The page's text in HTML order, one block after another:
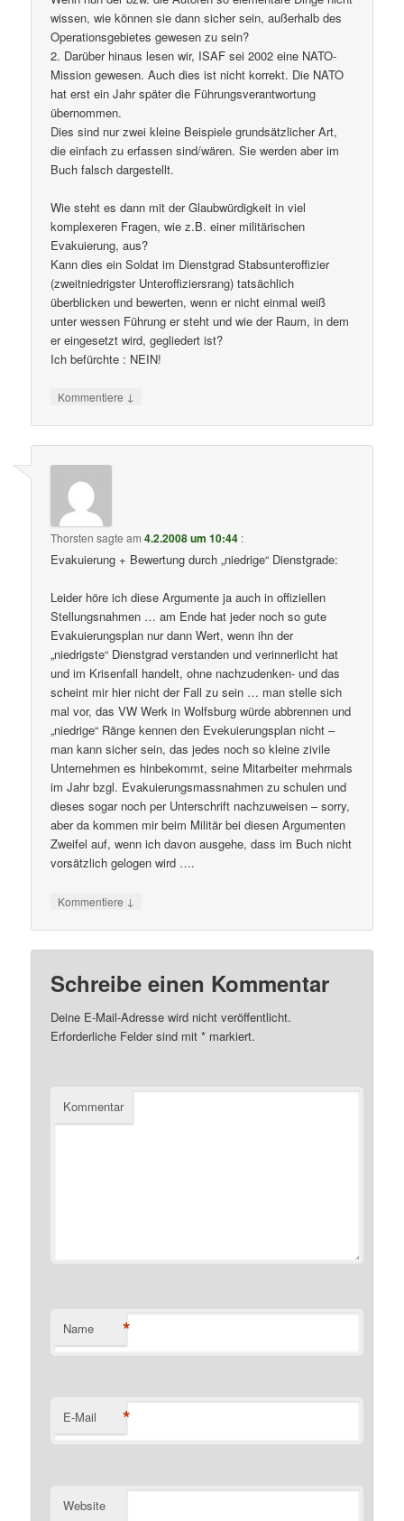
wissen, wie können sie dann sicher sein, außerhalb des
Operationsgebietes gewesen zu sein?
2. Darüber hinaus lesen wir, ISAF sei 2002 eine NATO-
Mission gewesen. Auch dies ist nicht korrekt. Die NATO
hat erst ein Jahr später die Führungsverantwortung
übernommen.
Dies sind nur zwei kleine Beispiele grundsätzlicher Art,
die einfach zu erfassen sind/wären. Sie werden aber im
Buch falsch dargestellt.
Wie steht es dann mit der Glaubwürdigkeit in viel
komplexeren Fragen, wie z.B. einer militärischen
Evakuierung, aus?
Kann dies ein Soldat im Dienstgrad Stabsunteroffizier
(zweitniedrigster Unteroffiziersrang) tatsächlich
überblicken und bewerten, wenn er nicht einmal weiß
unter wessen Führung er steht und wie der Raum, in dem
er eingesetzt wird, gegliedert ist?
Ich befürchte : NEIN!
Kommentiere ↓
Thorsten sagte am4.2.2008 um 10:44 :
Evakuierung + Bewertung durch „niedrige“ Dienstgrade:
Leider höre ich diese Argumente ja auch in offiziellen
Stellungsnahmen … am Ende hat jeder noch so gute
Evakuierungsplan nur dann Wert, wenn ihn der
„niedrigste“ Dienstgrad verstanden und verinnerlicht hat
und im Krisenfall handelt, ohne nachzudenken- und das
scheint mir hier nicht der Fall zu sein … man stelle sich
mal vor, das VW Werk in Wolfsburg würde abbrennen und
„niedrige“ Ränge kennen den Evekuierungsplan nicht –
man kann sicher sein, das jedes noch so kleine zivile
Unternehmen es hinbekommt, seine Mitarbeiter mehrmals
im Jahr bzgl. Evakuierungsmassnahmen zu schulen und
dieses sogar noch per Unterschrift nachzuweisen – sorry,
aber da kommen mir beim Militär bei diesen Argumenten
Zweifel auf, wenn ich davon ausgehe, dass im Buch nicht
vorsätzlich gelogen wird ….
Kommentiere ↓
Schreibe einen Kommentar
Deine E-Mail-Adresse wird nicht veröffentlicht.
Erforderliche Felder sind mit* markiert.
Kommentar
Name *
E-Mail *
Website